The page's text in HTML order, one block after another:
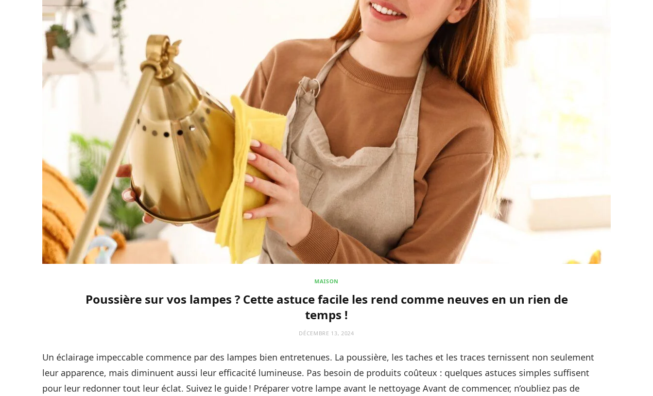
MAISON
Poussière sur vos lampes ? Cette astuce facile les rend comme neuves en un rien de
temps !
DÉCEMBRE 13, 2024
Un éclairage impeccable commence par des lampes bien entretenues. La poussière, les taches et les traces ternissent non seulement
leur apparence, mais diminuent aussi leur efficacité lumineuse. Pas besoin de produits coûteux : quelques astuces simples suffisent
pour leur redonner tout leur éclat. Suivez le guide ! Préparer votre lampe avant le nettoyage Avant de commencer, n’oubliez pas de